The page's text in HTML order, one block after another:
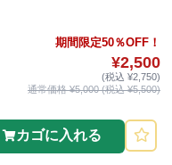
期間限定50％OFF！
¥2,500
(税込 ¥2,750)
通常価格 ¥5,000 (税込 ¥5,500)
カゴに入れる